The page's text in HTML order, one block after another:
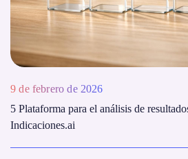
9 de febrero de 2026
5 Plataforma para el análisis de
Indicaciones.ai